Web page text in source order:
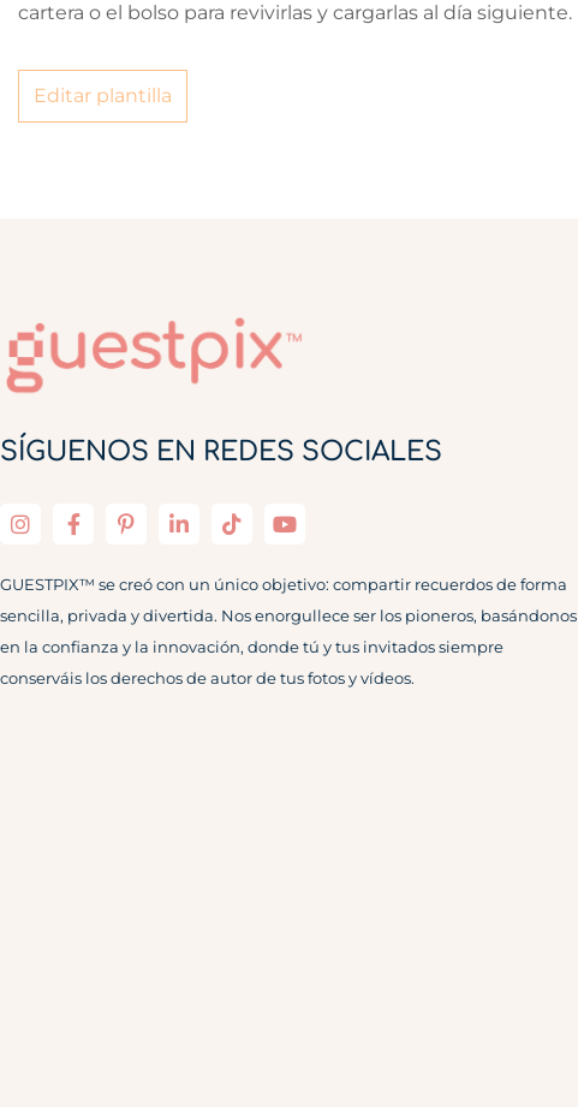
cartera o el bolso para revivirlas y cargarlas al día siguiente.
Editar plantilla
SÍGUENOS EN REDES SOCIALES
GUESTPIX™ se creó con un único objetivo: compartir recuerdos de forma
sencilla, privada y divertida. Nos enorgullece ser los pioneros, basándonos
en la confianza y la innovación, donde tú y tus invitados siempre
conserváis los derechos de autor de tus fotos y vídeos.